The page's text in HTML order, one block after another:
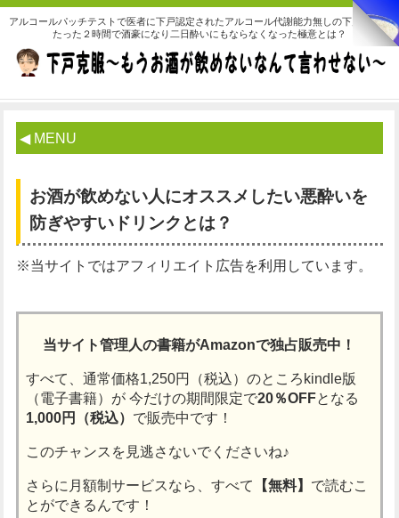
アルコールパッチテストで医者に下戸認定されたアルコール代謝能力無しの下戸な私が
たった２時間で酒豪になり二日酔いにもならなくなった極意とは？
◀ MENU
お酒が飲めない人にオススメしたい悪酔いを
防ぎやすいドリンクとは？
※当サイトではアフィリエイト広告を利用しています。
当サイト管理人の書籍がAmazonで独占販売中！
すべて、通常価格1,250円（税込）のところkindle版
（電子書籍）が今だけの期間限定で20％OFFとなる
1,000円（税込） で販売中です！
このチャンスを見逃さないでくださいね♪
さらに月額制サービスなら、すべて 【無料】 で読むこ
とができるんです！